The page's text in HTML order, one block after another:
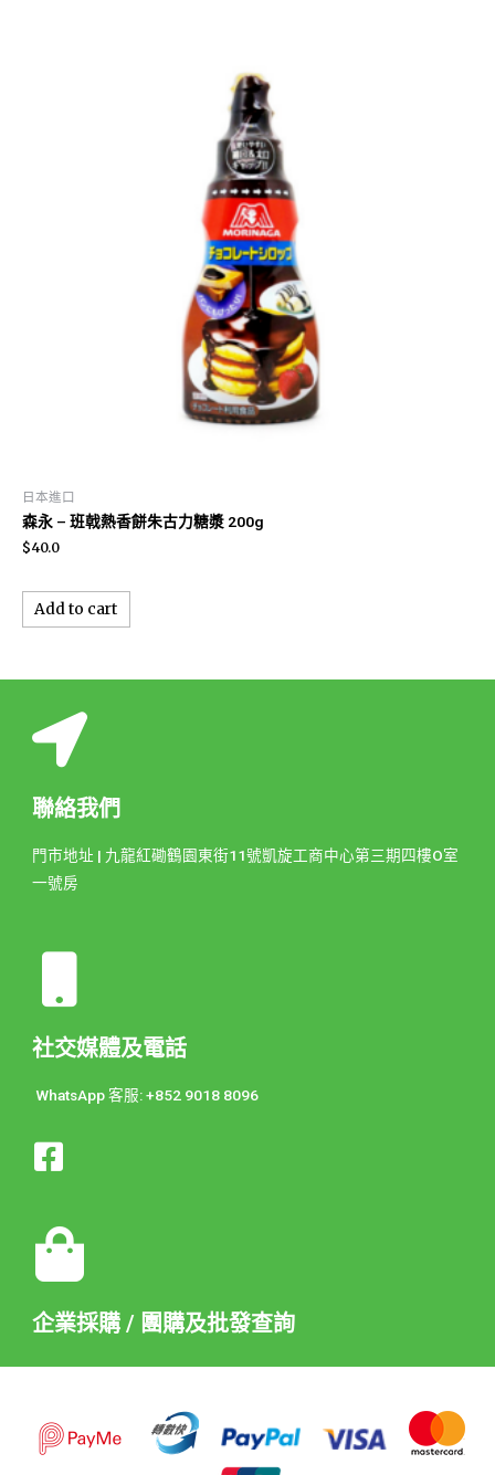
日本進口
森永 – 班戟熱香餅朱古力糖漿 200g
$40.0
Add to cart
聯絡我們
門市地址 | 九龍紅磡鶴園東街11號凱旋工商中心第三期四樓O室
一號房
社交媒體及電話
WhatsApp 客服: +852 9018 8096
企業採購 / 團購及批發查詢